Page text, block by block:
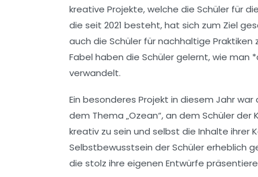
kreative Projekte, welche die Schüler für
die seit 2021 besteht, hat sich zum Ziel
auch die Schüler für nachhaltige
Fabel haben die Schüler gelernt, wie man
verwandelt.
Ein besonderes Projekt in diesem Jahr
dem Thema „Ozean“, an dem Schüler
kreativ zu sein und selbst die Inhalte ihrer
Selbstbewusstsein der Schüler erheblich
die stolz ihre eigenen Entwürfe